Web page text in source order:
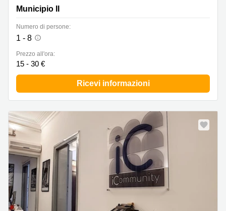
Municipio II
Numero di persone:
1 - 8
Prezzo all'ora:
15 - 30 €
Ricevi informazioni